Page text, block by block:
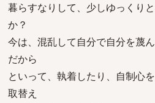
暮らすなりして、少しゆっくり
か？
今は、混乱して自分で自分を蔑
だから
といって、執着したり、自制心
取替え